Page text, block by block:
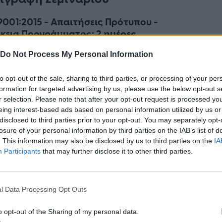
Do Not Process My Personal Information
opt-out of the sale, sharing to third parties, or processing of your
for targeted advertising by us, please use the below opt-out
selection. Please note that after your opt-out request is processed
interest-based ads based on personal information utilized by us
to third parties prior to your opt-out. You may separately
of your personal information by third parties on the IAB’s list of
This information may also be disclosed by us to third parties on the
Participants that may further disclose it to other third parties.
Data Processing Opt Outs
opt-out of the Sharing of my personal data.
- Απαιτήσεις Πρότυπου -
Προγράμματος: 2 ημέρες
αυτό πρόγραμμαπαρουσιάζονται
συμμόρφωσης με τις απαιτήσεις αυτές
και ποιες είναι οι σημαντικότερες αλλαγές της
Ιδιαίτερα για την εκτίμηση και
κινδύνων δίνονται εργαλεία εφαρμογής
case studies καθώς και η Ανάλυση
(Risk Management), μια από τις
αλλαγές-απαιτήσεις της νέας
- Εσωτερικοί Επιθεωρητές -